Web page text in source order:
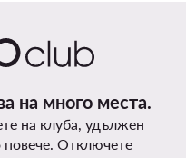
на много места.
на клуба, удължен
Отключете